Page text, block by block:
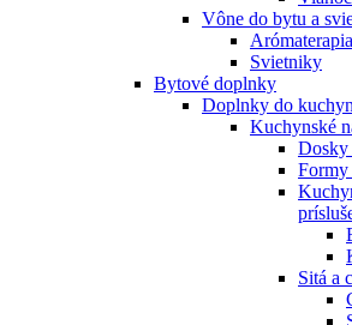
Vône do bytu a
Arómaterapia
Svietniky
Bytové doplnky
Doplnky do
Kuchynské
Dosky
Sitá a